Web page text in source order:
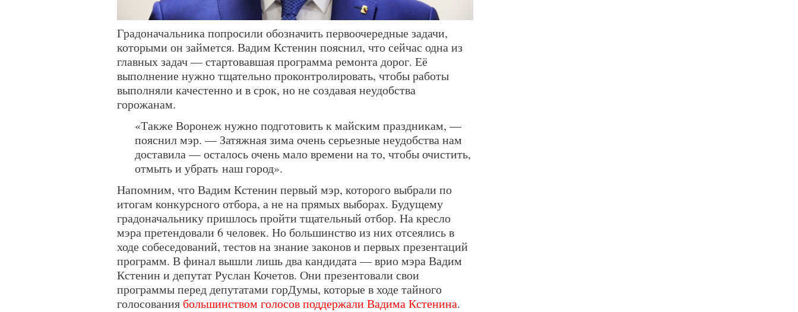
Градоначальника попросили обозначить первоочередные задачи,
которыми он займется. Вадим Кстенин пояснил, что сейчас одна из
главных задач — стартовавшая программа ремонта дорог. Её
выполнение нужно тщательно проконтролировать, чтобы работы
выполняли качестенно и в срок, но не создавая неудобства
горожанам.
«Также Воронеж нужно подготовить к майским праздникам, —
пояснил мэр. — Затяжная зима очень серьезные неудобства нам
доставила — осталось очень мало времени на то, чтобы очистить,
отмыть и убрать наш город».
Напомним, что Вадим Кстенин первый мэр, которого выбрали по
итогам конкурсного отбора, а не на прямых выборах. Будущему
градоначальнику пришлось пройти тщательный отбор. На кресло
мэра претендовали 6 человек. Но большинство из них отсеялись в
ходе собеседований, тестов на знание законов и первых презентаций
программ. В финал вышли лишь два кандидата — врио мэра Вадим
Кстенин и депутат Руслан Кочетов. Они презентовали свои
программы перед депутатами горДумы, которые в ходе тайного
голосования большинством голосов поддержали Вадима Кстенина.